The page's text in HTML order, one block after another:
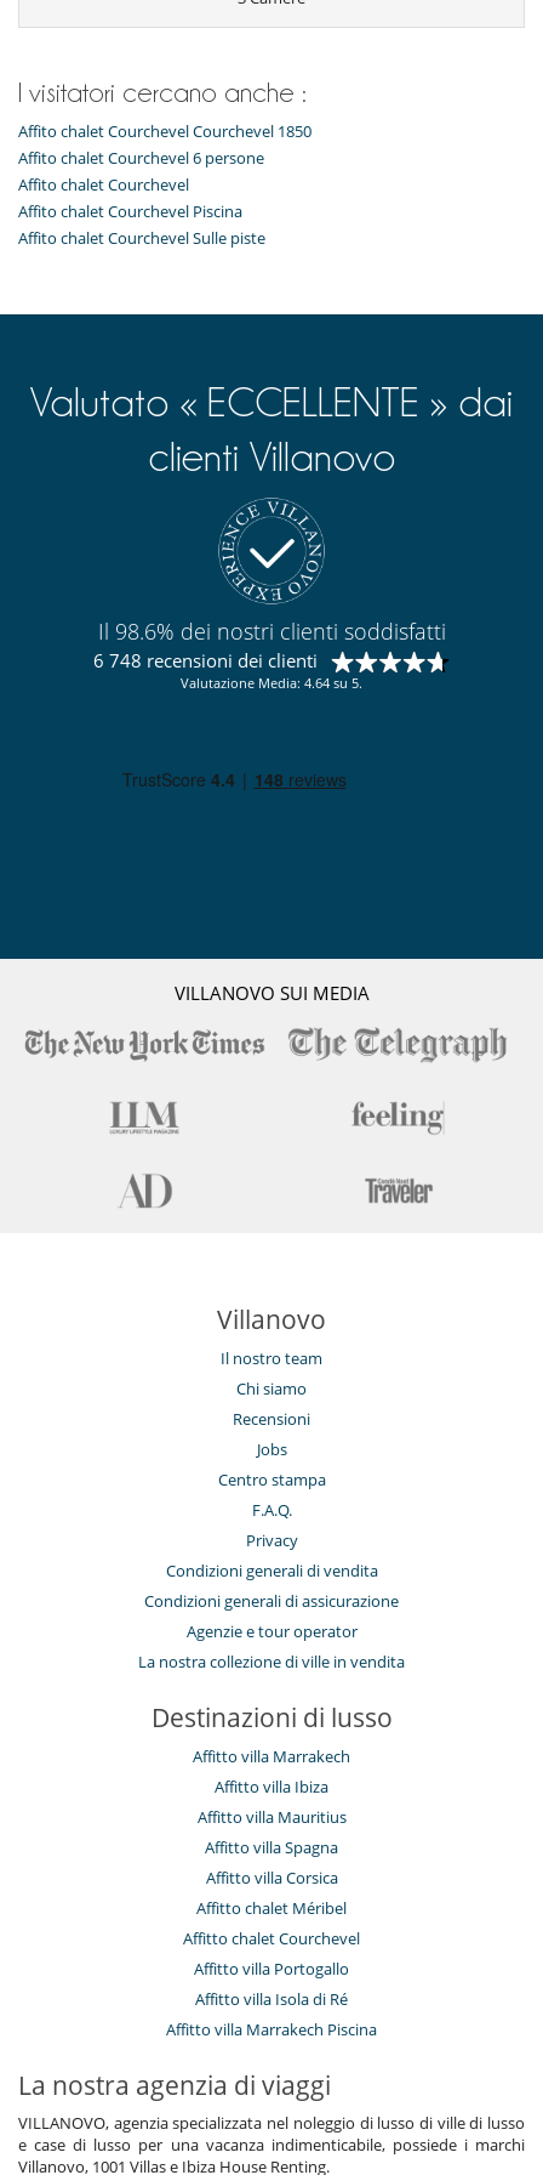
I visitatori cercano anche :
Affito chalet Courchevel Courchevel 1850
Affito chalet Courchevel 6 persone
Affito chalet Courchevel
Affito chalet Courchevel Piscina
Affito chalet Courchevel Sulle piste
Valutato « ECCELLENTE » dai
clienti Villanovo
Il 98.6% dei nostri clienti soddisfatti
6 748 recensioni dei clienti
Valutazione Media: 4.64 su 5.
VILLANOVO SUI MEDIA
Villanovo
Il nostro team
Chi siamo
Recensioni
Jobs
Centro stampa
F.A.Q.
Privacy
Condizioni generali di vendita
Condizioni generali di assicurazione
Agenzie e tour operator
La nostra collezione di ville in vendita
Destinazioni di lusso
Affitto villa Marrakech
Affitto villa Ibiza
Affitto villa Mauritius
Affitto villa Spagna
Affitto villa Corsica
Affitto chalet Méribel
Affitto chalet Courchevel
Affitto villa Portogallo
Affitto villa Isola di Ré
Affitto villa Marrakech Piscina
La nostra agenzia di viaggi
VILLANOVO, agenzia specializzata nel noleggio di lusso di ville di lusso
e case di lusso per una vacanza indimenticabile, possiede i marchi
Villanovo, 1001 Villas e Ibiza House Renting.